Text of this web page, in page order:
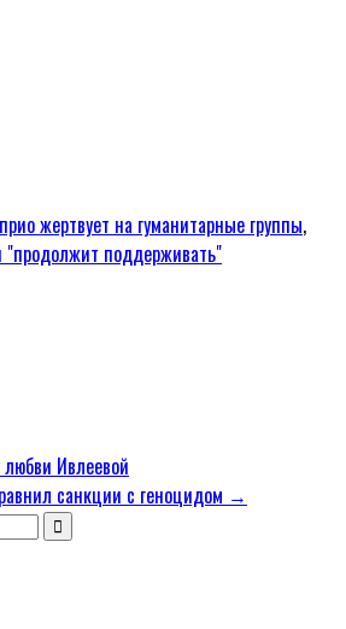
жертвует на гуманитарные группы,
"продолжит поддерживать"
Ивлеевой
санкции с геноцидом →